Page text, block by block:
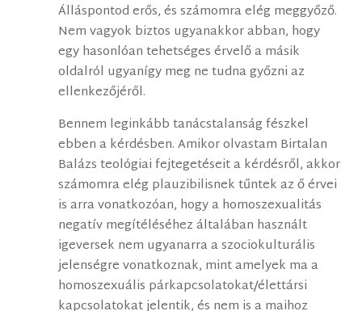
Álláspontod erős, és számomra elég meggyőző.
Nem vagyok biztos ugyanakkor abban, hogy
egy hasonlóan tehetséges érvelő a másik
oldalról ugyanígy meg ne tudna győzni az
ellenkezőjéről.
Bennem leginkább tanácstalanság fészkel
ebben a kérdésben. Amikor olvastam Birtalan
Balázs teológiai fejtegetéseit a kérdésről, akkor
számomra elég plauzibilisnek tűntek az ő érvei
is arra vonatkozóan, hogy a homoszexualitás
negatív megítéléséhez általában használt
igeversek nem ugyanarra a szociokulturális
jelenségre vonatkoznak, mint amelyek ma a
homoszexuális párkapcsolatokat/élettársi